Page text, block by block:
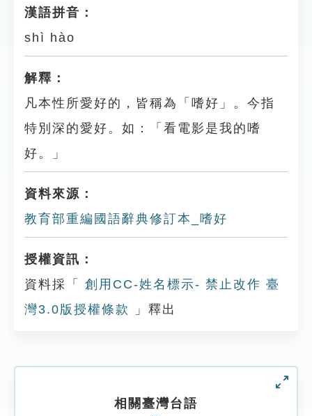
漢語拼音：
shì hào
解釋：
凡本性所愛好的，皆稱為「嗜好」。今指
特別深的愛好。如：「看電影是我的嗜
好。」
資料來源：
教育部重編國語辭典修訂本_嗜好
授權資訊：
資料採「
創用CC-姓名標示- 禁止改作 臺
灣3.0版授權條款
」釋出
相關臺灣台語